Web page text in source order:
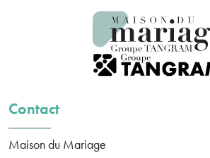
Contact
Maison du Mariage